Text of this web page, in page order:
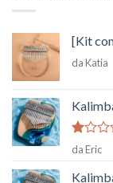
[Kit
da Katia
Voto
su
da Eric